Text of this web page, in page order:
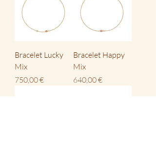
Bracelet Lucky
Mix
Prix
750,00 €
Bracelet Happy
Mix
Prix
640,00 €